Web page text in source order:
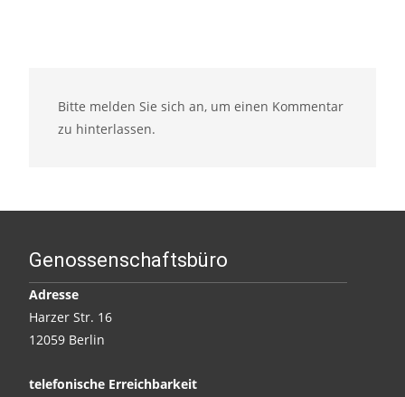
Bitte melden Sie sich an, um einen Kommentar
zu hinterlassen.
Genossenschaftsbüro
Adresse
Harzer Str. 16
12059 Berlin
telefonische Erreichbarkeit